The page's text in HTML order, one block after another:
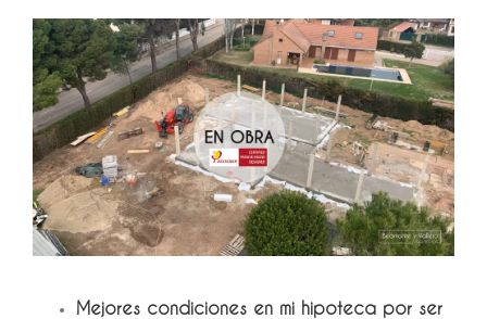
Mejores condiciones en mi hipoteca por ser